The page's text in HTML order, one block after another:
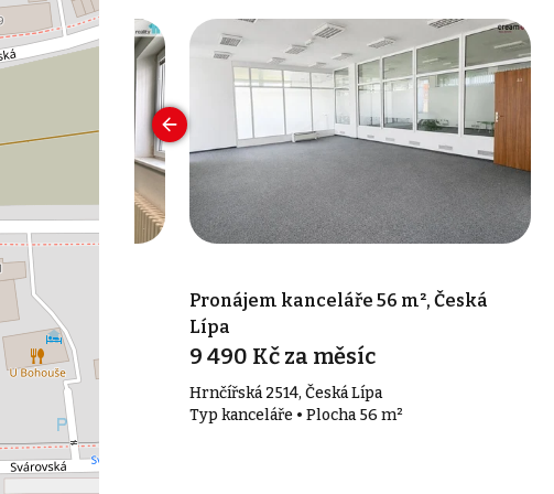
m², Česká
m²
Pronájem kanceláře 56 m², Česká
Lípa
9 490 Kč za měsíc
Hrnčířská 2514, Česká Lípa
Typ kanceláře • Plocha 56 m²